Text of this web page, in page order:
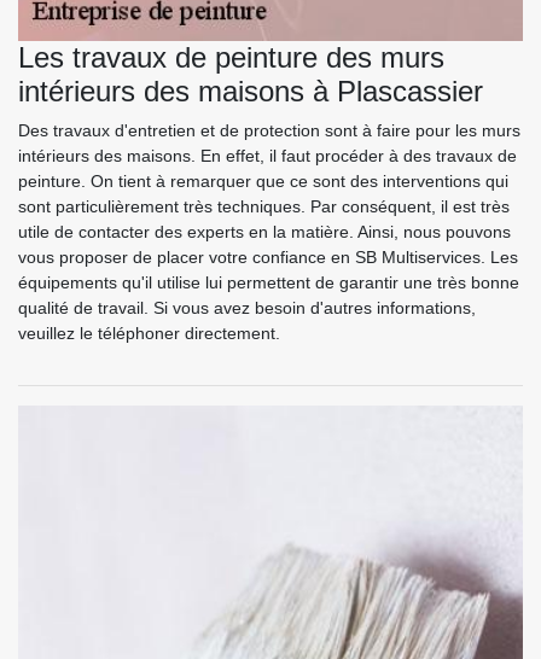
Les travaux de peinture des murs
intérieurs des maisons à Plascassier
Des travaux d'entretien et de protection sont à faire pour les murs
intérieurs des maisons. En effet, il faut procéder à des travaux de
peinture. On tient à remarquer que ce sont des interventions qui
sont particulièrement très techniques. Par conséquent, il est très
utile de contacter des experts en la matière. Ainsi, nous pouvons
vous proposer de placer votre confiance en SB Multiservices. Les
équipements qu'il utilise lui permettent de garantir une très bonne
qualité de travail. Si vous avez besoin d'autres informations,
veuillez le téléphoner directement.